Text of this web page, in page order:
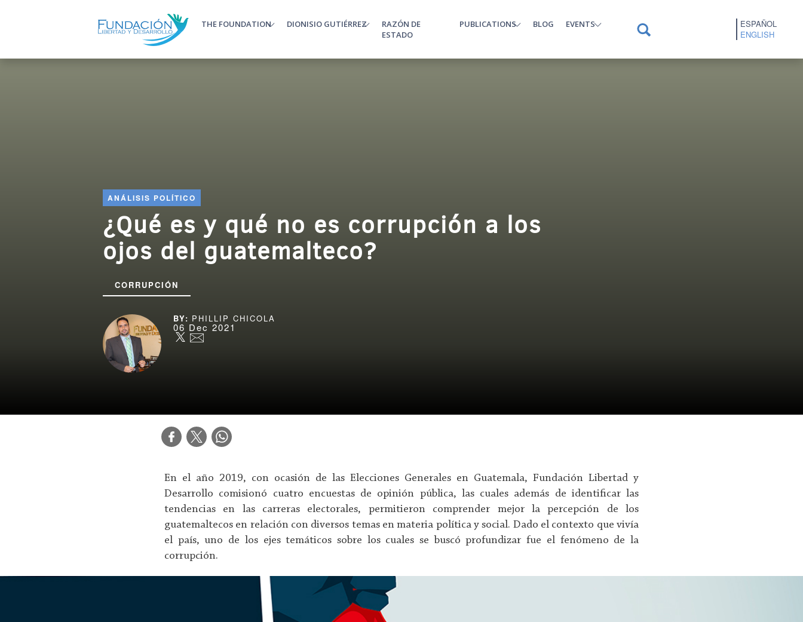
THE FOUNDATION DIONISIO GUTIÉRREZ
RAZÓN DE
ESTADO
PUBLICATIONS BLOG EVENTS
ESPAÑOL
ENGLISH
ANÁLISIS POLÍTICO
¿Qué es y qué no es corrupción a los
ojos del guatemalteco?
CORRUPCIÓN
PHILLIP CHICOLA
06 Dec 2021
En el año 2019, con ocasión de las Elecciones Generales en Guatemala, Fundación Libertad y
Desarrollo comisionó cuatro encuestas de opinión pública, las cuales además de identificar las
tendencias en las carreras electorales, permitieron comprender mejor la percepción de los
guatemaltecos en relación con diversos temas en materia política y social. Dado el contexto que vivía
el país, uno de los ejes temáticos sobre los cuales se buscó profundizar fue el fenómeno de la
corrupción.